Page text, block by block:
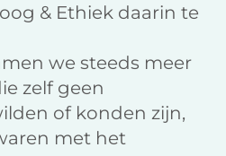
& Ethiek daarin te
we steeds meer
zelf geen
of konden zijn,
met het